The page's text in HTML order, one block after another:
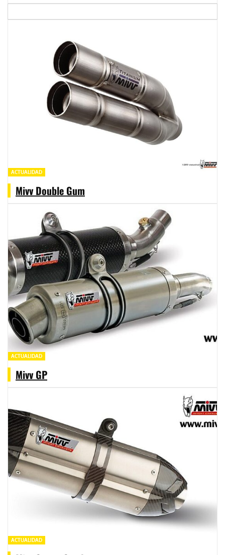
ACTUALIDAD
Mivv Double Gum
ACTUALIDAD
Mivv GP
ACTUALIDAD